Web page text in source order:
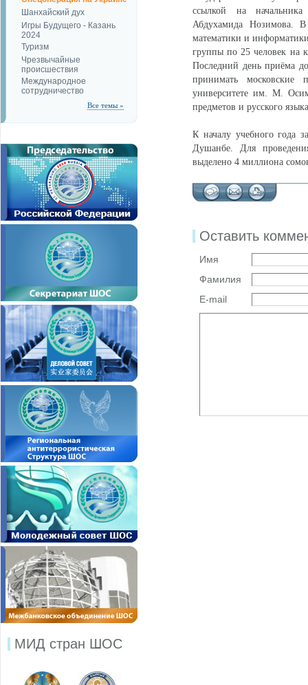
Шанхайский дух
Игры Будущего - Казань
2024
Туризм
Чрезвычайные
происшествия
Международное
сотрудничество
Все темы »
МИД стран ШОС
ссылкой на
Абдухамида Нозимова.
математики и
группы по 25 человек на
Последний день приёма
принимать московские
университете им. М.
предметов и русского
К началу учебного года
Душанбе. Для
выделено 4 миллиона
Оставить
Имя
Фамилия
E-mail